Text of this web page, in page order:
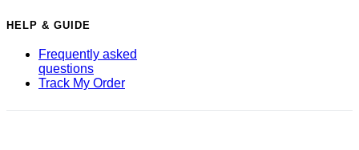
HELP & GUIDE
Frequently asked
questions
Track My Order